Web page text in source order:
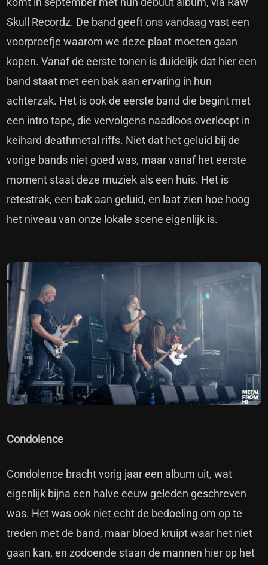
Skull Recordz. De band geeft ons vandaag vast een
voorproefje waarom we deze plaat moeten gaan
kopen. Vanaf de eerste tonen is duidelijk dat hier een
band staat met een bak aan ervaring in hun
achterzak. Het is ook de eerste band die begint met
een intro tape, die vervolgens naadloos overloopt in
keihard deathmetal riffs. Niet dat het geluid bij de
vorige bands niet goed was, maar vanaf het eerste
moment staat deze muziek als een huis. Het is
retestrak, een bak aan geluid, en laat zien hoe hoog
het niveau van onze lokale scene eigenlijk is.
Condolence
Condolence bracht vorig jaar een album uit, wat
eigenlijk bijna een halve eeuw geleden geschreven
was. Het was ook niet echt de bedoeling om op te
treden met de band, maar bloed kruipt waar het niet
gaan kan, en zodoende staan de mannen hier op het